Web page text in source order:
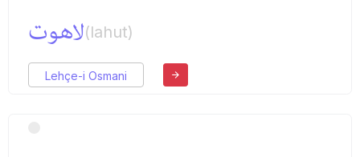
لاهوت(lahut)
Lehçe-i Osmani